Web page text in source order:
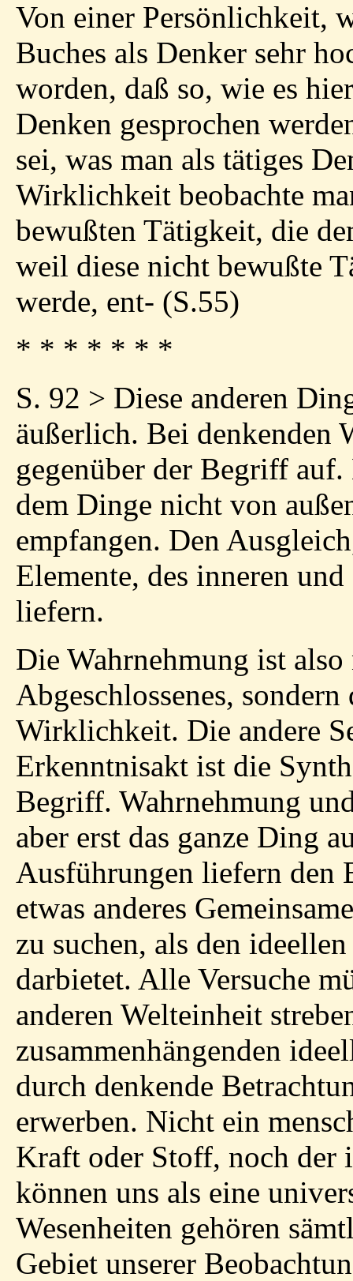
Von einer Persönlichkeit,
Buches als Denker sehr
worden, daß so, wie es
Denken gesprochen
sei, was man als tätiges
Wirklichkeit beobachte
bewußten Tätigkeit, die
weil diese nicht bewußte
werde, ent- (S.55)
* * * * * * *
S. 92 > Diese anderen
äußerlich. Bei denkenden
gegenüber der Begriff
dem Dinge nicht von
empfangen. Den
Elemente, des inneren
liefern.
Die Wahrnehmung ist
Abgeschlossenes,
Wirklichkeit. Die andere
Erkenntnisakt ist die
Begriff. Wahrnehmung
aber erst das ganze Ding
Ausführungen liefern den
etwas anderes
zu suchen, als den
darbietet. Alle Versuche
anderen Welteinheit
zusammenhängenden
durch denkende
erwerben. Nicht ein
Kraft oder Stoff, noch der
können uns als eine
Wesenheiten gehören
Gebiet unserer